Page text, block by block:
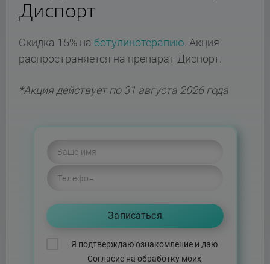
Диспорт
Скидка 15% на ботулинотерапию . Акция
распространяется на препарат Диспорт.
*Акция действует по 31 августа 2026 года
Я подтверждаю ознакомление и даю
Согласие на обработку моих